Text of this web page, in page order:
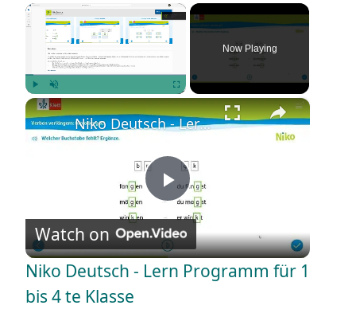
×
Play Unmute Fullscreen
Now Playing
×
P
l
Niko Deutsch - Lern Programm für 1 bis 4 te Klasse
Watch on
Niko Deutsch - Lern Programm für 1
bis 4 te Klasse